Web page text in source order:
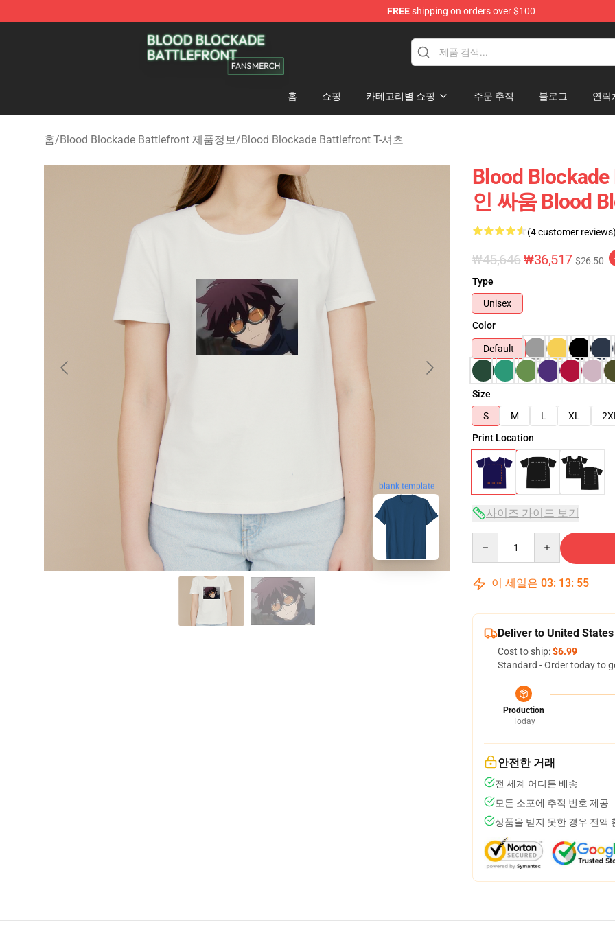
FREEshipping on orders over $100
Blood Blockade Battlefront Shop - Official Blood Blockade Battlefront Merchandise Store
홈 쇼핑 카테고리별 쇼핑 주문 추적 블로그 연락
홈/Blood Blockade Battlefront 제품정보/Blood Blockade Battlefront T-셔츠
blank template
Blood
인 싸움 Blood
(4 customer reviews)
₩45,646₩36,517 $26.50
Type
Unisex
Color
Default
Size
S
M L XL 2XL
Print Location
사이즈 가이드 보기
이 세일은 03: 13: 54
Deliver to United States
Cost to ship:$6.99
Standard - Order today to
Production
Today
안전한 거래
전 세계 어디든 배송
모든 소포에 추적 번호 제공
상품을 받지 못한 경우 전액